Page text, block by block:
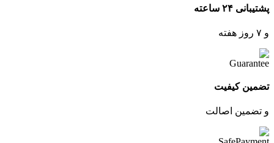
پشتیبانی ۲۴ ساعته
و ۷ روز هفته
تضمین کیفیت
و تضمین اصالت